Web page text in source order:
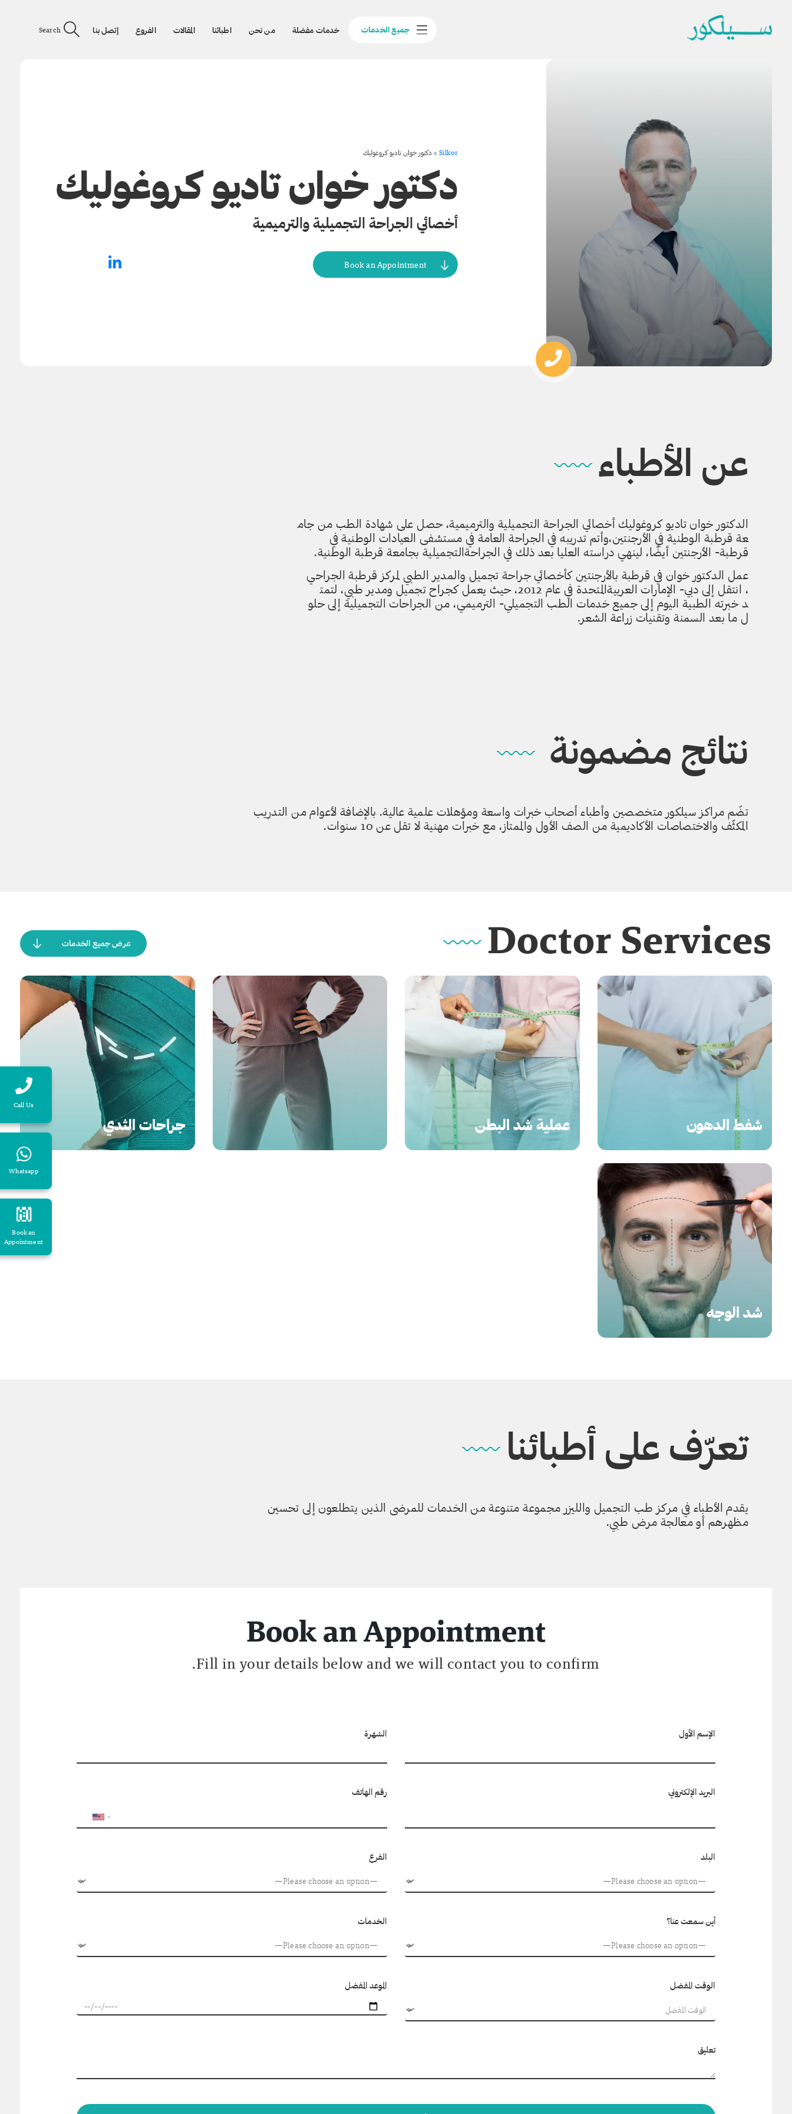
جميع الخدمات خدمات مفضلة من نحن اطبائنا المقالات الفروع إتصل بنا Search
Call Us
Whatsapp
Book an
Appointment
Silkor
> دكتور خوان تاديو كروغوليك
دكتور خوان تاديو كروغوليك
أخصائي الجراحة التجميلية والترميمية
Book an Appointment
عن الأطباء
الدكتور خوان تاديو كروغوليك أخصائي الجراحة التجميلية والترميمية، حصل على شهادة الطب من جام
عة قرطبة الوطنية في الأرجنتين،وأتم تدريبه في الجراحة العامة في مستشفى العيادات الوطنية في
قرطبة- الأرجنتين أيضًا، لينهي دراسته العليا بعد ذلك في الجراحةالتجميلية بجامعة قرطبة الوطنية.
عمل الدكتور خوان في قرطبة بالأرجنتين كأخصائي جراحة تجميل والمدير الطبي لمركز قرطبة الجراحي
، انتقل إلى دبي- الإمارات العربيةالمتحدة في عام 2012، حيث يع
مل كجراح تجميل ومدير طبي، لتمت
د خبرته الطبية اليوم إلى جميع خدمات الطب التجميلي- الترميمي، من الجراحات التجميلية إلى حلو
ل ما بعد السمنة وتقنيات زراعة الشعر.
نتائج مضمونة
تضّم مراكز سيلكور متخصصين وأطباء أصحاب خبرات واسعة ومؤهلات علمية عالية. بالإضافة لأعوام من التدريب
المكثّف والاختصاصات الأكاديمية من الصف الأول والممتاز، مع خبرات مهنية لا تقل عن 10 سنوات.
Doctor Services عرض جميع الخدمات
شفط الدهون عملية شد البطن جراحات الثدي
شد الوجه
تعرّف على أطبائنا
يقدم الأطباء في مركز طب التجميل والليزر مجموعة متنوعة من الخدمات للمرضى الذين يتطلعون إلى تحسين
مظهرهم أو معالجة مرض طبي.
Book an Appointment
Fill in your details below and we will contact you to confirm.
الإسم الأول الشهرة
البريد الإلكتروني رقم الهاتف
البلد الفرع
أين سمعت عنا؟ الخدمات
الوقت المفضل الموعد المفضل
تعليق